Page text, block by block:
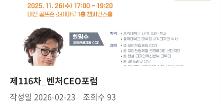
제116차_벤처CEO포럼
작성일 2026-02-23 조회수 93